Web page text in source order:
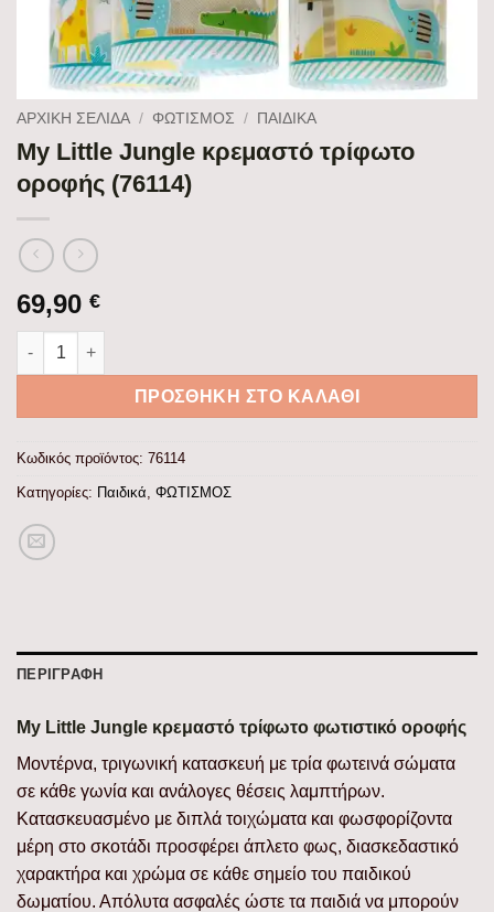
ΑΡΧΙΚΉ ΣΕΛΊΔΑ / ΦΩΤΙΣΜΟΣ / ΠΑΙΔΙΚΆ
My Little Jungle κρεμαστό τρίφωτο
οροφής (76114)
69,90 €
My Little Jungle κρεμαστό τρίφωτο οροφής (76114) ποσότητα
ΠΡΟΣΘΉΚΗ ΣΤΟ ΚΑΛΆΘΙ
Κωδικός προϊόντος: 76114
Κατηγορίες: Παιδικά ΦΩΤΙΣΜΟΣ
ΠΕΡΙΓΡΑΦΉ
My Little Jungle κρεμαστό τρίφωτο φωτιστικό οροφής
Μοντέρνα, τριγωνική κατασκευή με τρία φωτεινά σώματα
σε κάθε γωνία και ανάλογες θέσεις λαμπτήρων.
Κατασκευασμένο με διπλά τοιχώματα και φωσφορίζοντα
μέρη στο σκοτάδι προσφέρει άπλετο φως, διασκεδαστικό
χαρακτήρα και χρώμα σε κάθε σημείο του παιδικού
δωματίου. Απόλυτα ασφαλές ώστε τα παιδιά να μπορούν